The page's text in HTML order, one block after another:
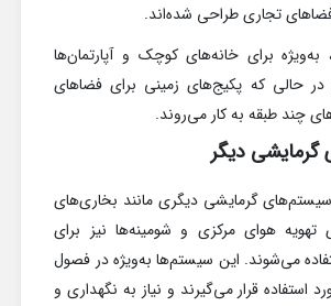
تجاری طراحی شده‌اند.
به‌ویژه برای خانه‌های کوچک و آپارتمان‌ها
در حالی که پکیج‌های زمینی برای فضاهای
چند طبقه به کار می‌روند.
دیگر
سیستم‌های گرمایشی دیگری مانند بخاری‌های
تهویه هوای مرکزی و شومینه‌ها نیز برای
می‌شوند. این سیستم‌ها به‌ویژه در فصول
استفاده قرار می‌گیرند و نیاز به نگهداری و